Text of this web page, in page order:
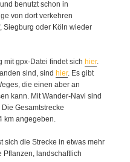
benutzt schon in
von dort verkehren
Siegburg oder Köln wieder
mit gpx-Datei findet sichhier.
sind, sindhier. Es gibt
die einen aber an
kann. Mit Wander-Navi sind
Gesamtstrecke
km angegeben.
sich die Strecke in etwas mehr
Pflanzen, landschaftlich